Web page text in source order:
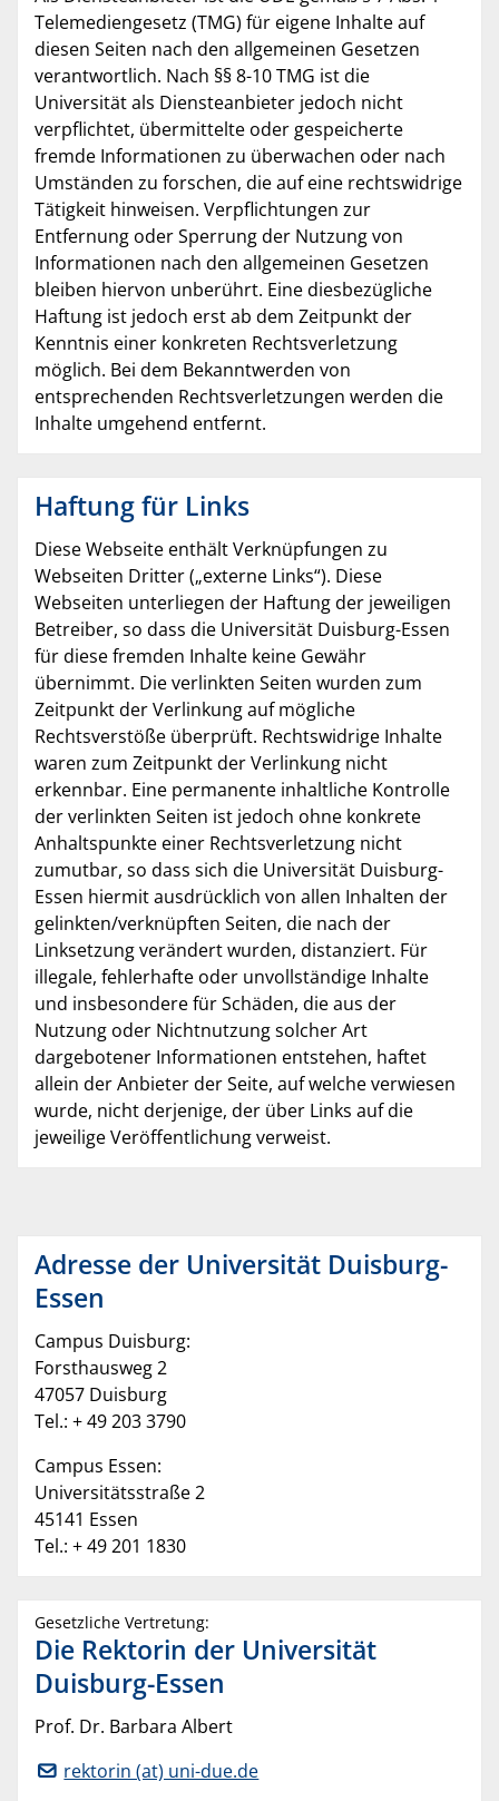
Telemediengesetz (TMG) für eigene Inhalte auf
diesen Seiten nach den allgemeinen Gesetzen
verantwortlich. Nach §§ 8-10 TMG ist die
Universität als Diensteanbieter jedoch nicht
verpflichtet, übermittelte oder gespeicherte
fremde Informationen zu überwachen oder nach
Umständen zu forschen, die auf eine rechtswidrige
Tätigkeit hinweisen. Verpflichtungen zur
Entfernung oder Sperrung der Nutzung von
Informationen nach den allgemeinen Gesetzen
bleiben hiervon unberührt. Eine diesbezügliche
Haftung ist jedoch erst ab dem Zeitpunkt der
Kenntnis einer konkreten Rechtsverletzung
möglich. Bei dem Bekanntwerden von
entsprechenden Rechtsverletzungen werden die
Inhalte umgehend entfernt.
Haftung für Links
Diese Webseite enthält Verknüpfungen zu
Webseiten Dritter („externe Links“). Diese
Webseiten unterliegen der Haftung der jeweiligen
Betreiber, so dass die Universität Duisburg-Essen
für diese fremden Inhalte keine Gewähr
übernimmt. Die verlinkten Seiten wurden zum
Zeitpunkt der Verlinkung auf mögliche
Rechtsverstöße überprüft. Rechtswidrige Inhalte
waren zum Zeitpunkt der Verlinkung nicht
erkennbar. Eine permanente inhaltliche Kontrolle
der verlinkten Seiten ist jedoch ohne konkrete
Anhaltspunkte einer Rechtsverletzung nicht
zumutbar, so dass sich die Universität Duisburg-
Essen hiermit ausdrücklich von allen Inhalten der
gelinkten/verknüpften Seiten, die nach der
Linksetzung verändert wurden, distanziert. Für
illegale, fehlerhafte oder unvollständige Inhalte
und insbesondere für Schäden, die aus der
Nutzung oder Nichtnutzung solcher Art
dargebotener Informationen entstehen, haftet
allein der Anbieter der Seite, auf welche verwiesen
wurde, nicht derjenige, der über Links auf die
jeweilige Veröffentlichung verweist.
Adresse der Universität Duisburg-
Essen
Campus Duisburg:
Forsthausweg 2
47057 Duisburg
Tel.: + 49 203 3790
Campus Essen:
Universitätsstraße 2
45141 Essen
Tel.: + 49 201 1830
Gesetzliche Vertretung:
Die Rektorin der Universität
Duisburg-Essen
Prof. Dr. Barbara Albert
rektorin (at) uni-due.de